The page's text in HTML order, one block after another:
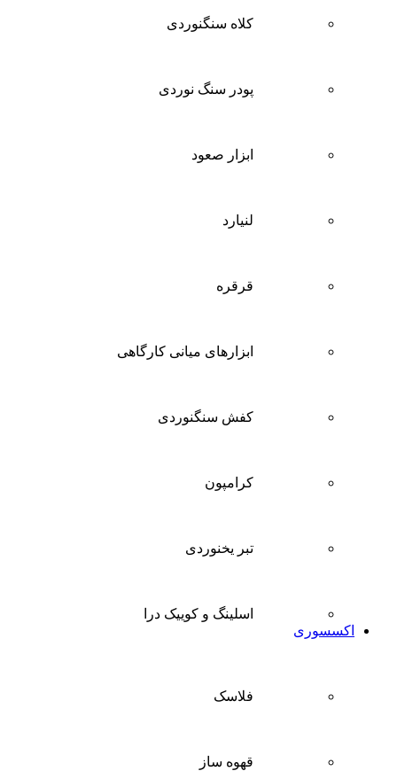
کلاه سنگنوردی
پودر سنگ نوردی
ابزار صعود
لنیارد
قرقره
ابزارهای میانی کارگاهی
کفش سنگنوردی
کرامپون
تبر یخنوردی
اسلینگ و کوییک درا
اکسسوری
فلاسک
قهوه ساز